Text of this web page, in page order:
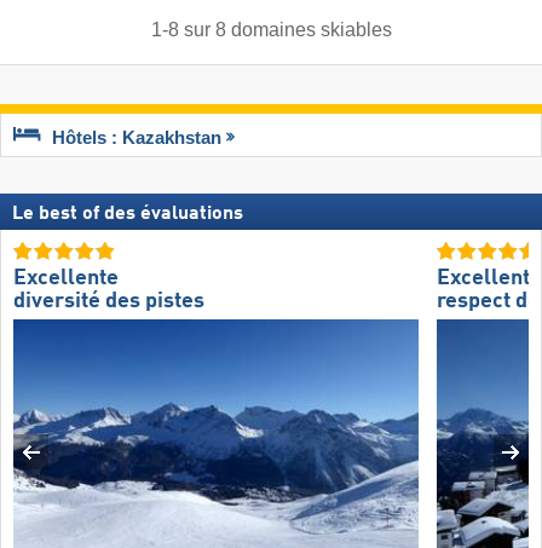
1-8sur 8 domaines skiables
Hôtels : Kazakhstan
Le best of des évaluations
Excellente
diversité des pistes
Excellent
respect